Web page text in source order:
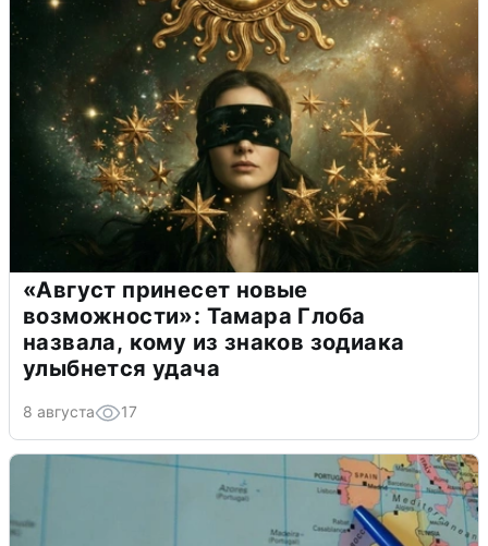
«Август принесет новые
возможности»: Тамара Глоба
назвала, кому из знаков зодиака
улыбнется удача
8 августа 17